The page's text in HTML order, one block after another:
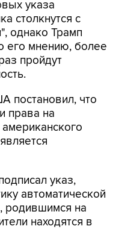
однако Трамп
его мнению, более
пройдут
что
указ,
на
находятся в